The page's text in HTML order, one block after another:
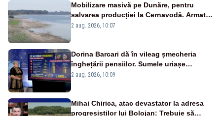
Mobilizare masivă pe Dunăre, pentru
salvarea producției la Cernavodă. Armata
va detona o stâncă și va devia apa
2 aug. 2026, 10:07
Dorina Barcari dă în vileag șmecheria
înghețării pensiilor. Sumele uriașe
pierdute de fiecare român
2 aug. 2026, 10:09
Mihai Chirica, atac devastator la adresa
progresiștilor lui Bolojan: Trebuie să